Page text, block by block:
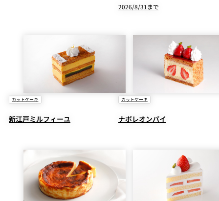
2026/8/31まで
カットケーキ
新江戸ミルフィーユ
カットケーキ
ナポレオンパイ